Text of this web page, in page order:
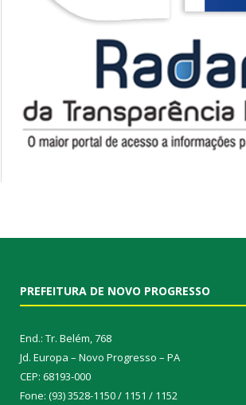
PREFEITURA DE NOVO PROGRESSO
End.: Tr. Belém, 768
Jd. Europa – Novo Progresso – PA
CEP: 68193-000
Fone: (93) 3528-1150 / 1151 / 1152